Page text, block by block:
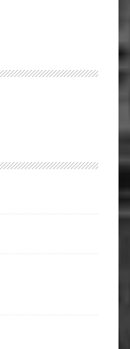
spännande
kan